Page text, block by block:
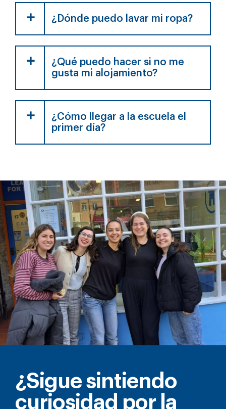
¿Dónde puedo lavar mi ropa?
¿Qué puedo hacer si no me
gusta mi alojamiento?
¿Cómo llegar a la escuela el
primer día?
¿Sigue sintiendo
curiosidad por la